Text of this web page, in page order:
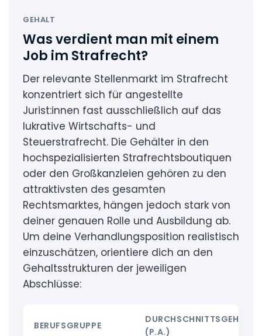
GEHALT
Was verdient man mit einem
Job im Strafrecht?
Der relevante Stellenmarkt im Strafrecht
konzentriert sich für angestellte
Jurist:innen fast ausschließlich auf das
lukrative Wirtschafts- und
Steuerstrafrecht. Die Gehälter in den
hochspezialisierten Strafrechtsboutiquen
oder den Großkanzleien gehören zu den
attraktivsten des gesamten
Rechtsmarktes, hängen jedoch stark von
deiner genauen Rolle und Ausbildung ab.
Um deine Verhandlungsposition realistisch
einzuschätzen, orientiere dich an den
Gehaltsstrukturen der jeweiligen
Abschlüsse:
BERUFSGRUPPE
DURCHSCHNITTSGEHALT
(P.A.)